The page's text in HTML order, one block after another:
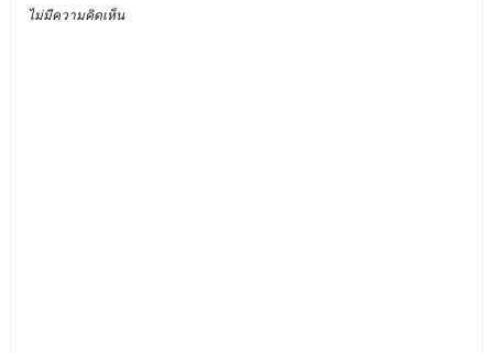
ไม่มีความคิดเห็น